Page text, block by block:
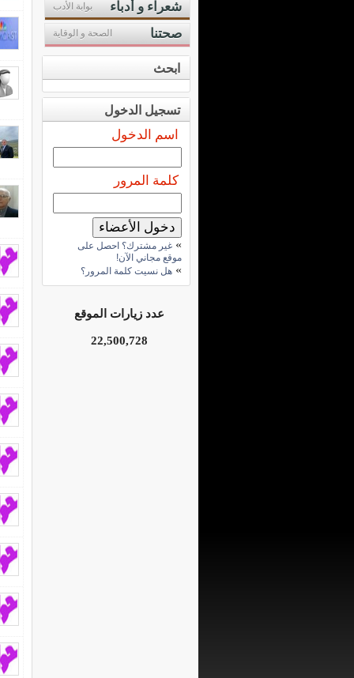
شعراء و أدباء بوابة الأدب
صحتنا الصحة و الوقاية
ابحث
تسجيل الدخول
اسم الدخول
كلمة المرور
» غير مشترك؟ احصل على
موقع مجاني الآن!
» هل نسيت كلمة المرور؟
عدد زيارات الموقع
22,500,728